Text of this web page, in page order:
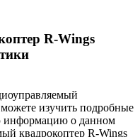
R-Wings
изучить подробные
информацию о данном
квадрокоптер R-Wings